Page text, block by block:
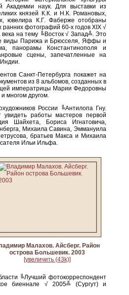
Академии наук. Для выставки из
князей К.К. и Н.К. Романовых,
ювелира К.Г. Фаберже отобраны
ранних фотографий 60-х годов XIX √
века на тему ╚Восток √ Запад╩. Это
виды Парижа и Брюсселя, Яффы и
панорамы Константинополя и
сцены, запечатленные на
Индии.
Санкт-Петербурга покажет на
из 8 альбомов, созданных в
императрицы Марии Федоровны
многом другом.
России ╚Антилопа Гну.
работы мастеров первой
Шайхета, Бориса Игнатовича,
Михаила Савина, Эммануила
братьев Макса и Михаила
Ильи Ильфа.
Малахов. Айсберг. Район
острова Большевик. 2003
[увеличить (43k)]
╚Лучший фотокорреспондент
биеннале √ 2005╩ (Сургут) и